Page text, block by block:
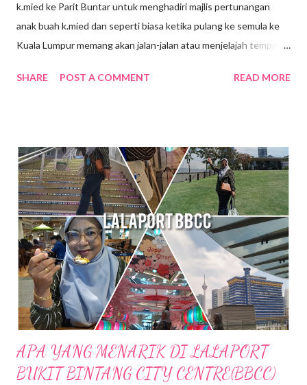
k.mied ke Parit Buntar untuk menghadiri majlis pertunangan
anak buah k.mied dan seperti biasa ketika pulang ke semula ke
Kuala Lumpur memang akan jalan-jalan atau menjelajah tempat-
k mied decide nak ke Daerah Batu Kurau , Taiping Perak .
kabin pertama di Batu Kurau. Berhampiran Gunung Sempeneh ,
sungai dan hutan sudah tentu menjanjikan penginapan yang
nyaman dan dekat dengan alam semulajadi . Ketika k.mied tiba di
Sempeneh Riverfront, hujan turun dengan lebat sekali, sungai
berhampiran chalet yang tadinya tenang kini di melimpah dengan
air dari bukit. Bila air semakin deras kedengaran siren amaran di
bunyikan untuk memberi amaran pada pengunjung supaya j...
SHARE POST A COMMENT READ MORE
APA YANG MENARIK DI LALAPORT
BUKIT BINTANG CITY CENTRE(BBCC)